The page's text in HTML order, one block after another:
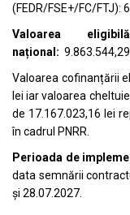
(FEDR/FSE+/FC/FTJ):
Valoarea
național: 9.863.544,29
Valoarea cofinanțării
lei iar valoarea
de 17.167.023,16 lei
în cadrul PNRR.
Perioada de
data semnării
și 28.07.2027.